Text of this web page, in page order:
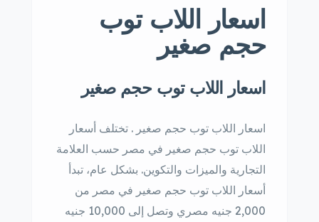
اسعار اللاب توب
حجم صغير
اسعار اللاب توب حجم صغير
اسعار اللاب توب حجم صغير . تختلف أسعار
اللاب توب حجم صغير في مصر حسب العلامة
التجارية والميزات والتكوين. بشكل عام، تبدأ
أسعار اللاب توب حجم صغير في مصر من
2,000 جنيه مصري وتصل إلى 10,000 جنيه